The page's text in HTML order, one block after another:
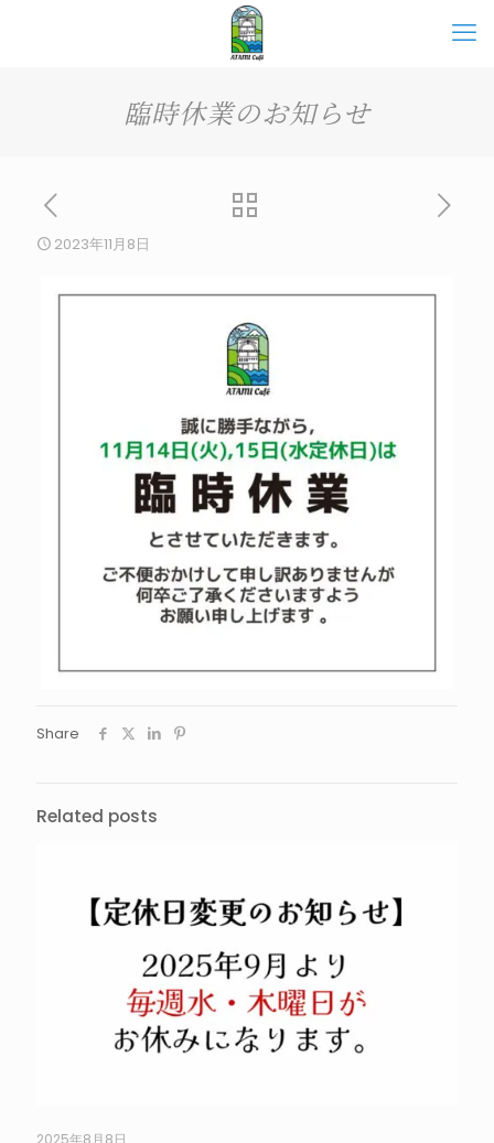
臨時休業のお知らせ
2023年11月8日
Share
Related posts
2025年8月8日